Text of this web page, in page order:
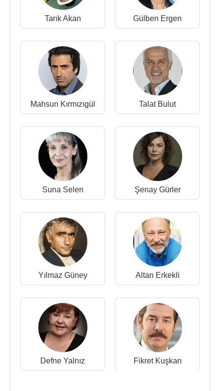
2008 - Hayatın Tuzu (Salman) (Sinema Filmi)
2008 - Son cellat (Cellat Başı) (Sinema Filmi)
2006 - Çinliler Geliyor (Hacı) (Sinema Filmi)
2005 - Balans ve Manevra (Nihat) (Sinema Filmi)
2004 - Hayalet (Radyocu Şefik) (TV Dizisi)
1998 - Avcı (Dede) (Sinema Filmi)
1997 - Kasaba (Dede) (Sinema Filmi)
1997 - Mektup (Kahya) (Sinema Filmi)
1994 - Kurtuluş (Gazi Çavuş) (TV Dizisi)
1992 - Saygılar bizden (Hakim Hamdi Bey) (TV
Dizisi)
1992 - Saygılar bizden (Hakim Hamdi Bey) (Video)
1990 - Ölürayak (Semih) (Sinema Filmi)
1989 - Can Şenliği (Hikayeci Mahmut Ağa) (Sinema
Filmi)
1989 - Tecelli (
Bilal İnci
Seslendirmesi) (Sinema
1988 - Gömlek (Mürsel) (Sinema Filmi)
1988 - Dudaktan Kalbe (Şemi Dede) (TV Dizisi)
1988 - Düttürü Dünya (Çakmakçı) (Sinema Filmi)
1987 - 72. koğuş (Gariban Mahkumlardan Cemal)
(Sinema Filmi)
1987 - Çark (Alamancı Recep) (Sinema Filmi)
Seslendirmesi) (Sinema Filmi)
Tarık Akan Gülben Ergen
Mahsun Kırmızıgül Talat Bulut
Suna Selen Şenay Gürler
Yılmaz Güney Altan Erkekli
Defne Yalnız Fikret Kuşkan